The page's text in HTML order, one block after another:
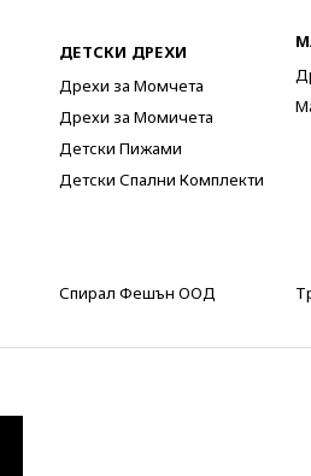
ДЕТСКИ ДРЕХИ
Дрехи за Момчета
Дрехи за Момичета
Детски Пижами
Детски Спални Комплекти
Спирал Фешън ООД